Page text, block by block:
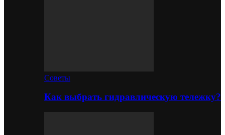
Советы
Как выбрать гидравлическую тележку?